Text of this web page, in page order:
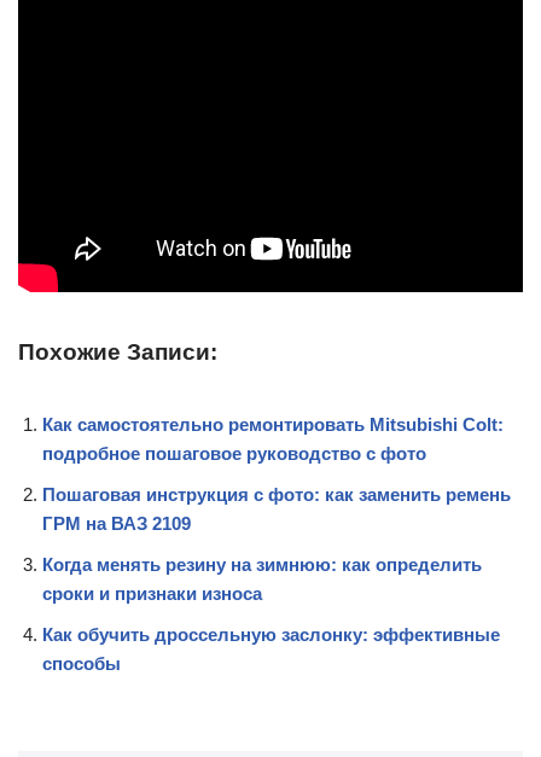
Похожие Записи:
Как самостоятельно ремонтировать Mitsubishi Colt:
подробное пошаговое руководство с фото
Пошаговая инструкция с фото: как заменить ремень
ГРМ на ВАЗ 2109
Когда менять резину на зимнюю: как определить
сроки и признаки износа
Как обучить дроссельную заслонку: эффективные
способы